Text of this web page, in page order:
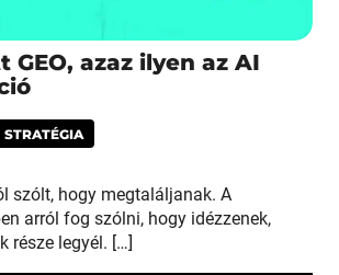
GEO, azaz ilyen az AI
STRATÉGIA
szólt, hogy megtaláljanak. A
arról fog szólni, hogy idézzenek,
része legyél. […]